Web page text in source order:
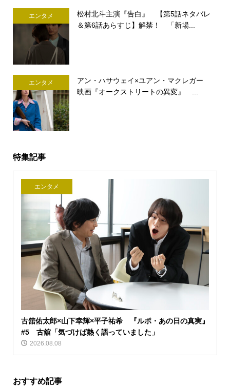
エンタメ
松村北斗主演『告白』 【第5話ネタバレ
＆第6話あらすじ】解禁！ 「新場...
エンタメ
アン・ハサウェイ×ユアン・マクレガー
映画『オークストリートの異変』 ...
特集記事
エンタメ
古舘佑太郎×山下幸輝×平子祐希 『ルポ・あの日の真実』
#5 古舘「気づけば熱く語っていました」
2026.08.08
おすすめ記事